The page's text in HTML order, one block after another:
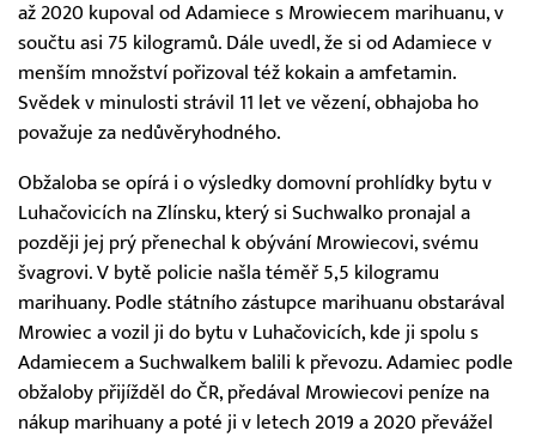
až 2020 kupoval od Adamiece s Mrowiecem marihuanu, v
součtu asi 75 kilogramů. Dále uvedl, že si od Adamiece v
menším množství pořizoval též kokain a amfetamin.
Svědek v minulosti strávil 11 let ve vězení, obhajoba ho
považuje za nedůvěryhodného.
Obžaloba se opírá i o výsledky domovní prohlídky bytu v
Luhačovicích na Zlínsku, který si Suchwalko pronajal a
později jej prý přenechal k obývání Mrowiecovi, svému
švagrovi. V bytě policie našla téměř 5,5 kilogramu
marihuany. Podle státního zástupce marihuanu obstarával
Mrowiec a vozil ji do bytu v Luhačovicích, kde ji spolu s
Adamiecem a Suchwalkem balili k převozu. Adamiec podle
obžaloby přijížděl do ČR, předával Mrowiecovi peníze na
nákup marihuany a poté ji v letech 2019 a 2020 převážel